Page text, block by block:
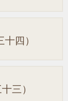
四）
三）